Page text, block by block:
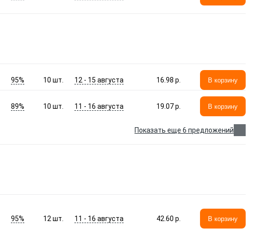
95% 10 шт. 12 - 15 августа 16.98 p. В корзину
89% 10 шт. 11 - 16 августа 19.07 p. В корзину
Показать еще 6 предложений
95% 12 шт. 11 - 16 августа 42.60 p. В корзину